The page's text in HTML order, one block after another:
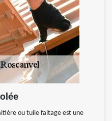
ou tuile faitage est une